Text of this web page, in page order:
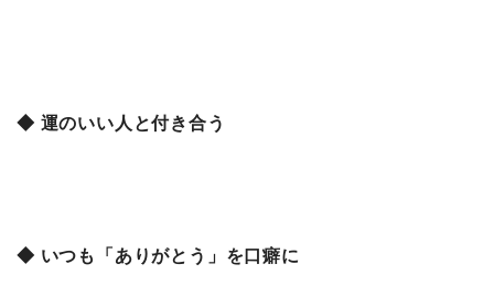
◆ 運のいい人と付き合う
◆ いつも「ありがとう」を口癖に